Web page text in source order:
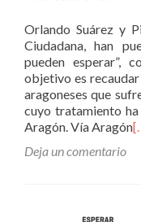
Orlando Suárez y
Ciudadana, han
pueden esperar”,
objetivo es
aragoneses que
cuyo tratamiento
Aragón. Vía Aragón
Deja un comentario